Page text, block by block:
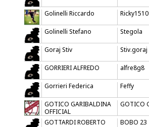
Golinelli Riccardo
Golinelli Stefano Stegola
Goraj Stiv Stiv.goraj
GORRIERI ALFREDO alfre8g8
Gorrieri Federica Feffy
GOTICO GARIBALDINA
OFFICIAL
GOTICO
GOTTARDI ROBERTO BOBO 23